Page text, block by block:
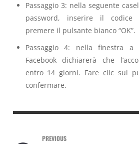
Passaggio 3: nella seguente
password, inserire il codice
premere il pulsante bianco “OK”.
Passaggio 4: nella finestra a
Facebook dichiarerà che
entro 14 giorni. Fare clic sul
confermare.
PREVIOUS